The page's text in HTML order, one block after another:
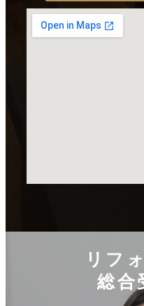
リフ
総合